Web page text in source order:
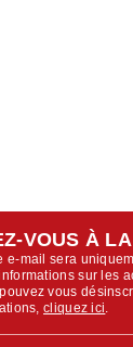
VOUS À
e-mail sera
sur les
vous
cliquez ici